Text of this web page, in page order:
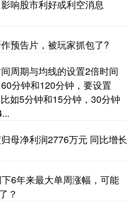
响股市利好或利空消息
预告片，被玩家抓包了?
周期与均线的设置2倍时间
分钟和120分钟，要设置
如5分钟和15分钟，30分钟
母净利润2776万元 同比增长
6年来最大单周涨幅，可能
？